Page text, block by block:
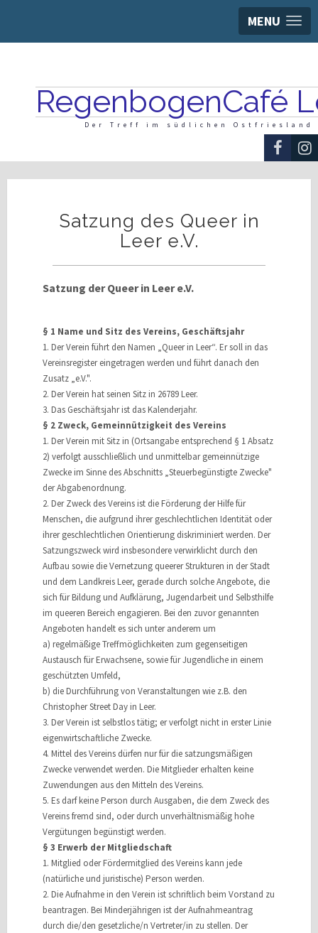
MENU
RegenbogenCafé
Der Treff im südlichen Ostfriesland
Satzung des Queer in
Leer e.V.
Satzung der Queer in Leer e.V.
§ 1 Name und Sitz des Vereins, Geschäftsjahr
1. Der Verein führt den Namen „Queer in Leer“. Er soll in das
Vereinsregister eingetragen werden und führt danach den
Zusatz „e.V.".
2. Der Verein hat seinen Sitz in 26789 Leer.
3. Das Geschäftsjahr ist das Kalenderjahr.
§ 2 Zweck, Gemeinnützigkeit des Vereins
1. Der Verein mit Sitz in (Ortsangabe entsprechend § 1 Absatz
2) verfolgt ausschließlich und unmittelbar gemeinnützige
Zwecke im Sinne des Abschnitts „Steuerbegünstigte Zwecke"
der Abgabenordnung.
2. Der Zweck des Vereins ist die Förderung der Hilfe für
Menschen, die aufgrund ihrer geschlechtlichen Identität oder
ihrer geschlechtlichen Orientierung diskriminiert werden. Der
Satzungszweck wird insbesondere verwirklicht durch den
Aufbau sowie die Vernetzung queerer Strukturen in der Stadt
und dem Landkreis Leer, gerade durch solche Angebote, die
sich für Bildung und Aufklärung, Jugendarbeit und Selbsthilfe
im queeren Bereich engagieren. Bei den zuvor genannten
Angeboten handelt es sich unter anderem um
a) regelmäßige Treffmöglichkeiten zum gegenseitigen
Austausch für Erwachsene, sowie für Jugendliche in einem
geschützten Umfeld,
b) die Durchführung von Veranstaltungen wie z.B. den
Christopher Street Day in Leer.
3. Der Verein ist selbstlos tätig; er verfolgt nicht in erster Linie
eigenwirtschaftliche Zwecke.
4. Mittel des Vereins dürfen nur für die satzungsmäßigen
Zwecke verwendet werden. Die Mitglieder erhalten keine
Zuwendungen aus den Mitteln des Vereins.
5. Es darf keine Person durch Ausgaben, die dem Zweck des
Vereins fremd sind, oder durch unverhältnismäßig hohe
Vergütungen begünstigt werden.
§ 3 Erwerb der Mitgliedschaft
1. Mitglied oder Fördermitglied des Vereins kann jede
(natürliche und juristische) Person werden.
2. Die Aufnahme in den Verein ist schriftlich beim Vorstand zu
beantragen. Bei Minderjährigen ist der Aufnahmeantrag
durch die/den gesetzliche/n Vertreter/in zu stellen. Der